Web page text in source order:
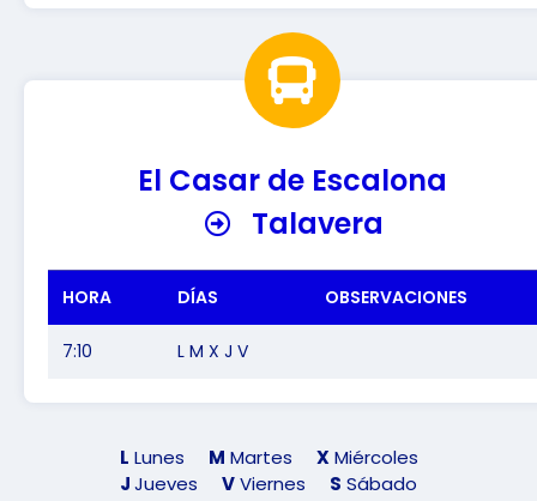
El Casar de Escalona
Talavera
HORA DÍAS OBSERVACIONES
7:10 L M X J V
L Lunes M Martes XMiércoles
JJueves VViernes S Sábado